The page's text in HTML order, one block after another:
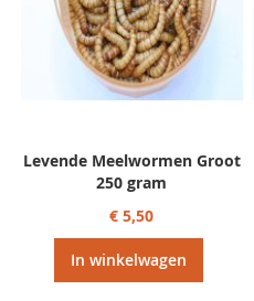
Levende Meelwormen Groot
250 gram
€ 5,50
In winkelwagen